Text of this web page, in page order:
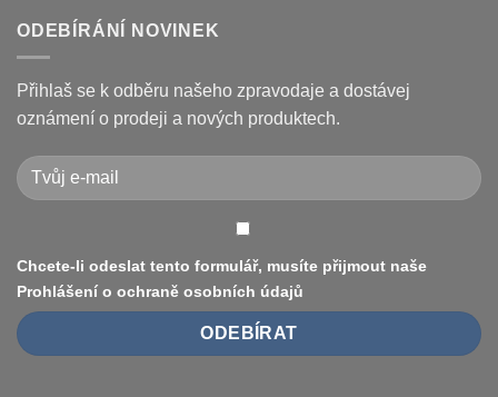
opravit
displeje
Xiaomi
Pro
a
jak
je
textu
s
vyměnit
pneumatiku
na
elektrokoloběžce
(8.5″
vs
10″,
duše
ODEBÍRÁNÍ NOVINEK
Přihlaš se k odběru našeho zpravodaje a dostávej
oznámení o prodeji a nových produktech.
Chcete-li odeslat tento formulář, musíte přijmout naše
Prohlášení o ochraně osobních údajů